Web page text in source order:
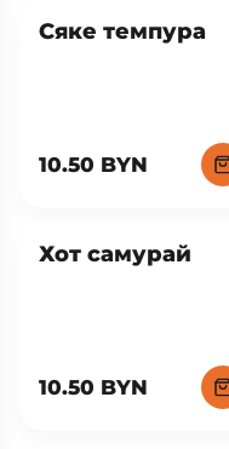
Сяке темпура
10.50 BYN
Хот самурай
10.50 BYN